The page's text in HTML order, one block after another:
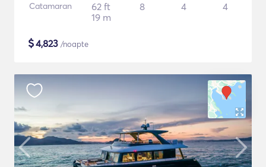
Catamaran
62 ft
19 m
8 4 4
$4,823 /noapte